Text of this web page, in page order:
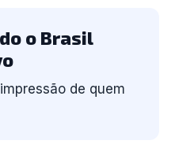
o Brasil
de quem